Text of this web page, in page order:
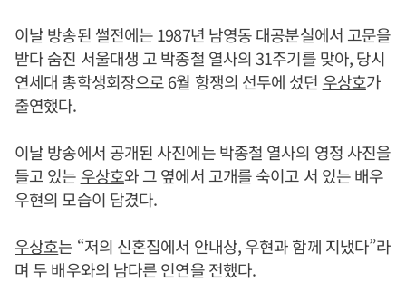
이날 방송된 썰전에는 1987년 남영동 대공분실에서 고문을
받다 숨진 서울대생 고 박종철 열사의 31주기를 맞아, 당시
연세대 총학생회장으로 6월 항쟁의 선두에 섰던 우상호가
출연했다.
이날 방송에서 공개된 사진에는 박종철 열사의 영정 사진을
들고 있는 우상호와 그 옆에서 고개를 숙이고 서 있는 배우
우현의 모습이 담겼다.
우상호는 “저의 신혼집에서 안내상, 우현과 함께 지냈다”라
며 두 배우와의 남다른 인연을 전했다.